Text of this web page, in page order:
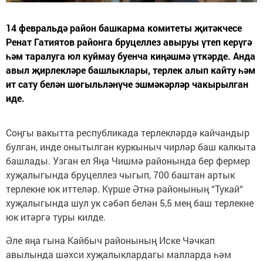
14 февральдә район башкарма комитеты җитәкчесе
Ренат Гатиятов районга бруцеллез авыруы үтеп керүгә
һәм таралуга юл куймау буенча киңәшмә үткәрде. Анда
авыл җирлекләре башлыклары, терлек алып кайту һәм
ит сату белән шөгыльләнүче эшмәкәрләр чакырылган
иде.
Соңгы вакытта республикада терлекләрдә кайчандыр
булган, инде онытылган куркыныч чирләр баш калкыта
башлады. Узган ел Яңа Чишмә районында бер фермер
хуҗалыгында бруцеллез чыгып, 700 баштан артык
терлекне юк иттеләр. Күрше Әтнә районының “Тукай“
хуҗалыгында шул ук сәбәп белән 5,5 мең баш терлекне
юк итәргә туры килде.
Әле яңа гына Кайбыч районының Иске Чәчкап
авылында шәхси хуҗалыклардагы малларда һәм